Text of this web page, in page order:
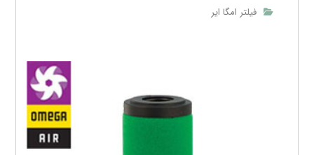
فیلتر امگا ایر